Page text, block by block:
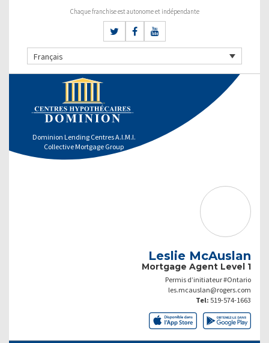
Chaque franchise est autonome et indépendante
Français
Dominion Lending Centres A.I.M.I.
Collective Mortgage Group
Leslie McAuslan
Mortgage Agent Level 1
Permis d’initiateur #Ontario
les.mcauslan@rogers.com
Tel: 519-574-1663